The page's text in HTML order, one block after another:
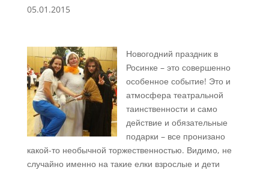
05.01.2015
Новогодний праздник в
Росинке – это совершенно
особенное событие! Это и
атмосфера театральной
таинственности и само
действие и обязательные
подарки – все пронизано
какой-то необычной торжественностью. Видимо, не
случайно именно на такие елки взрослые и дети